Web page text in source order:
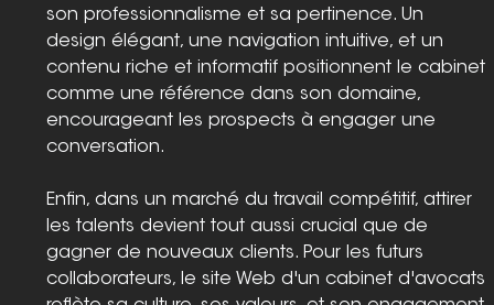
son professionnalisme et sa pertinence. Un
design élégant, une navigation intuitive, et un
contenu riche et informatif positionnent le cabinet
comme une référence dans son domaine,
encourageant les prospects à engager une
conversation.
Enfin, dans un marché du travail compétitif, attirer
les talents devient tout aussi crucial que de
gagner de nouveaux clients. Pour les futurs
collaborateurs, le site Web d'un cabinet d'avocats